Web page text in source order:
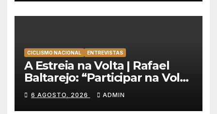
CICLISMO NACIONAL ENTREVISTAS
A Estreia na Volta | Rafael
Baltarejo: “Participar na Volta
a Portugal é o sonho de
qualquer ciclista”
6 AGOSTO, 2026 ADMIN